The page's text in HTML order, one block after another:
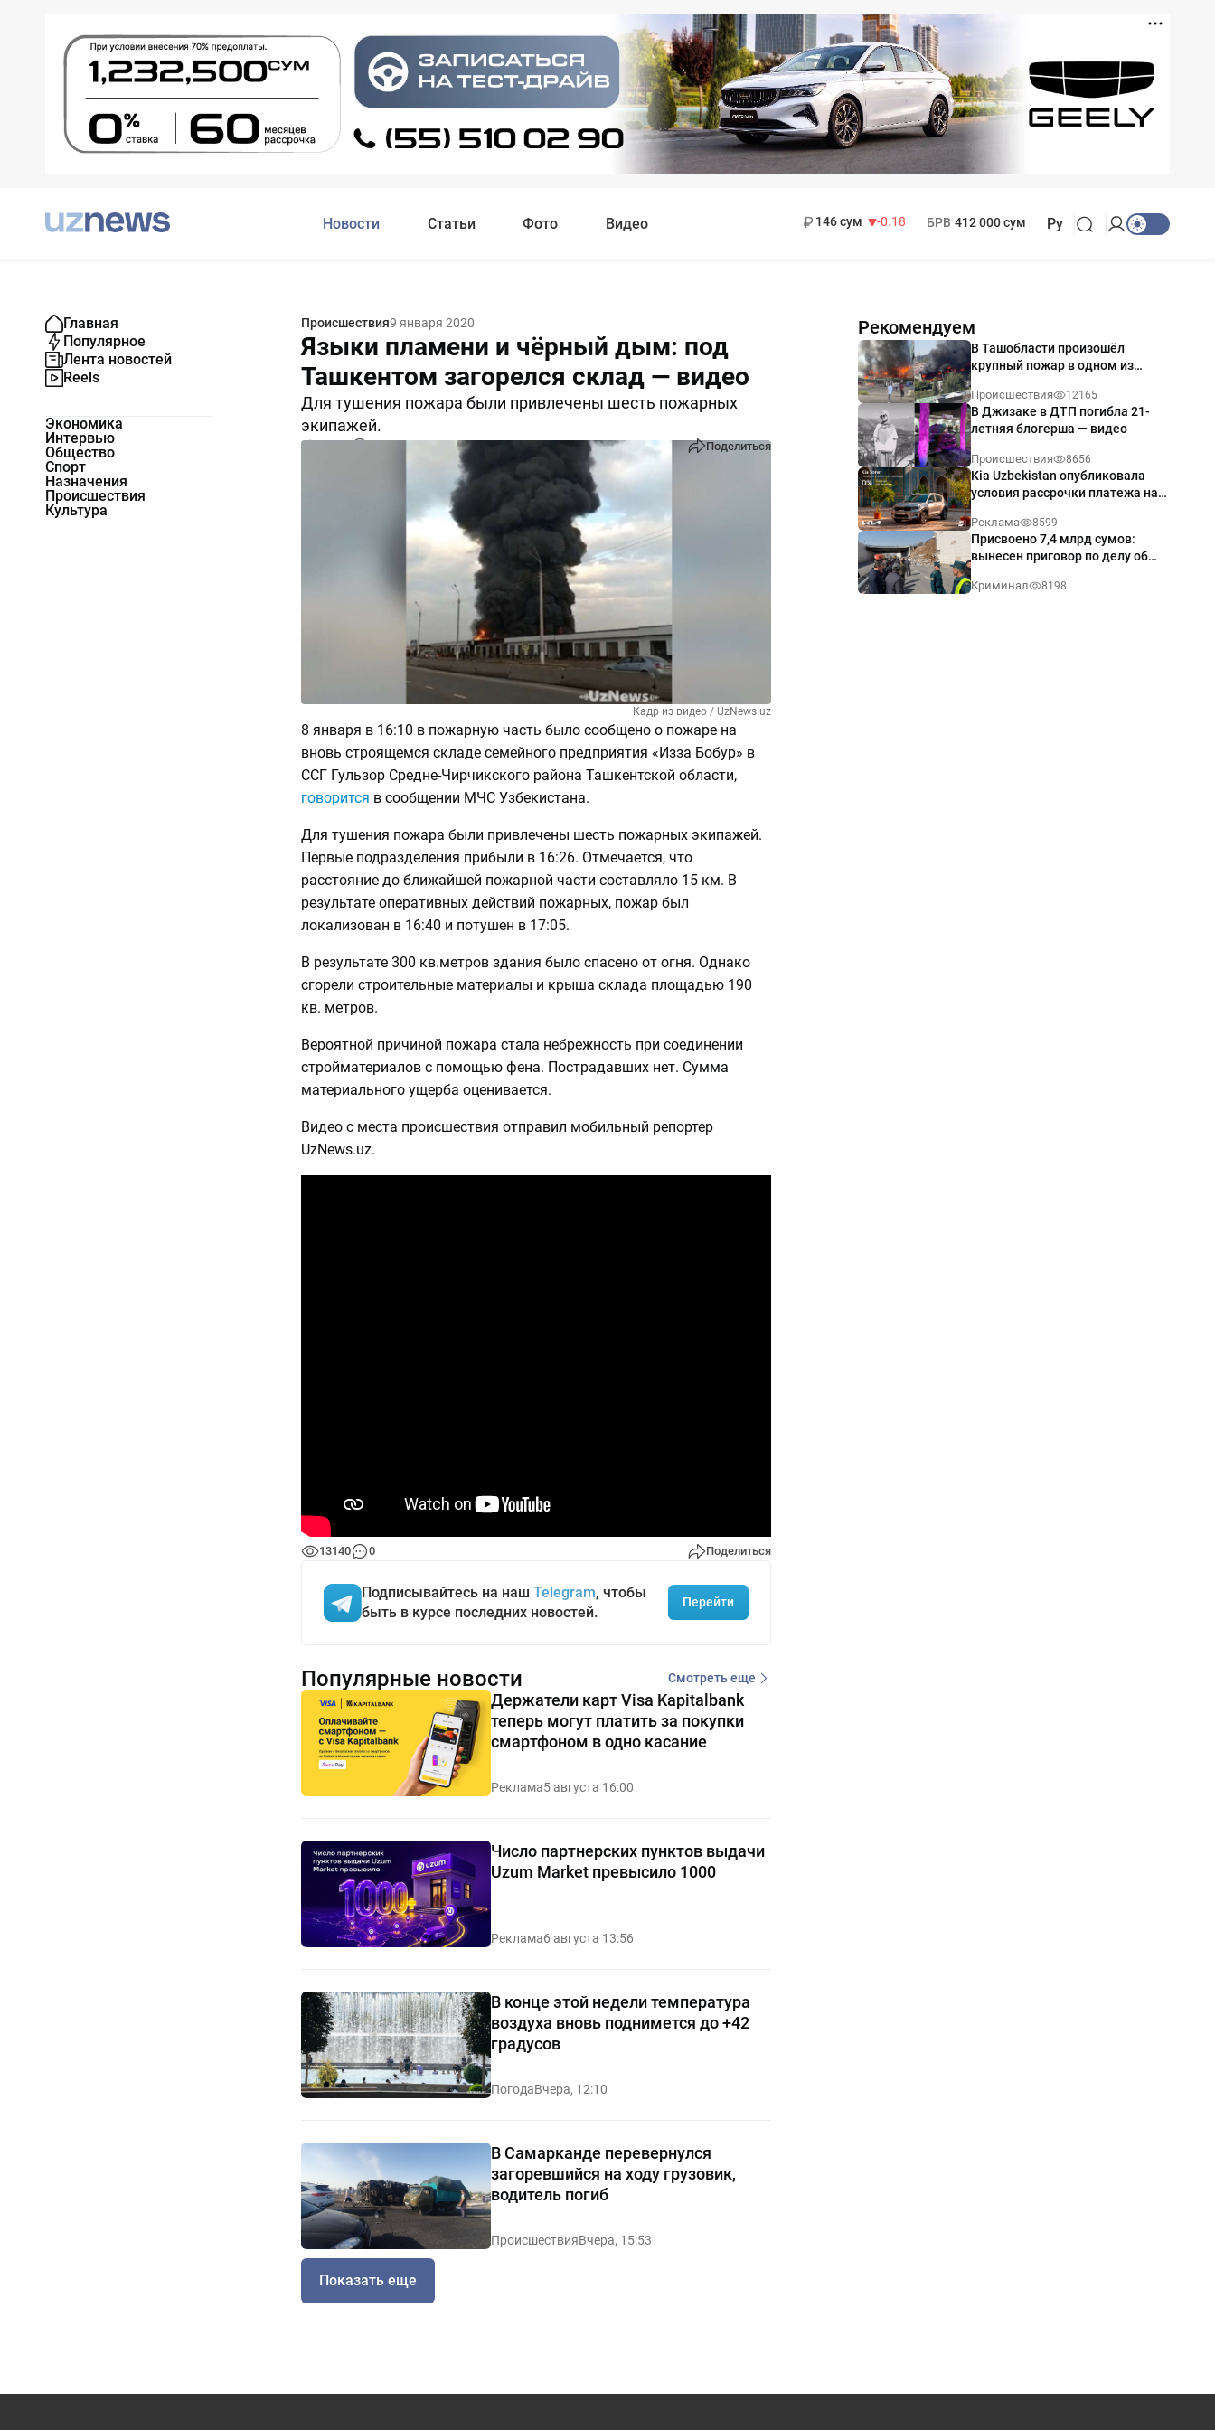
Новости Статьи Фото Видео
146 сум
-0.18
БРВ 412 000 сум Ру
Главная
Популярное
Лента новостей
Reels
Экономика
Интервью
Общество
Спорт
Назначения
Происшествия
Культура
Происшествия9 января 2020
Языки пламени и чёрный дым: под
Ташкентом загорелся склад — видео
Для тушения пожара были привлечены шесть пожарных
экипажей.
Поделиться
Кадр из видео / UzNews.uz
8 января в 16:10 в пожарную часть было сообщено о пожаре на
вновь строящемся складе семейного предприятия «Изза Бобур» в
ССГ Гульзор Средне-Чирчикского района Ташкентской области,
говорится в сообщении МЧС Узбекистана.
Для тушения пожара были привлечены шесть пожарных экипажей.
Первые подразделения прибыли в 16:26. Отмечается, что
расстояние до ближайшей пожарной части составляло 15 км. В
результате оперативных действий пожарных, пожар был
локализован в 16:40 и потушен в 17:05.
В результате 300 кв.метров здания было спасено от огня. Однако
сгорели строительные материалы и крыша склада площадью 190
кв. метров.
Вероятной причиной пожара стала небрежность при соединении
стройматериалов с помощью фена. Пострадавших нет. Сумма
материального ущерба оценивается.
Видео с места происшествия отправил мобильный репортер
UzNews.uz.
13140 0 Поделиться
Подписывайтесь на наш Telegram, чтобы
быть в курсе последних новостей.
Перейти
Рекомендуем
В Ташобласти произошёл
крупный пожар в одном из
Происшествия 12165
В Джизаке в ДТП погибла 21-
летняя блогерша — видео
Происшествия 8656
Kia Uzbekistan опубликовала
условия рассрочки платежа на
годовых
Реклама 8599
Присвоено 7,4 млрд сумов:
вынесен приговор по делу об
Ташкенте
Криминал 8198
Популярные новости Смотреть еще
Держатели карт Visa Kapitalbank
теперь могут платить за покупки
смартфоном в одно касание
Реклама5 августа 16:00
Число партнерских пунктов выдачи
Uzum Market превысило 1000
Реклама6 августа 13:56
В конце этой недели температура
воздуха вновь поднимется до +42
градусов
ПогодаВчера, 12:10
В Самарканде перевернулся
загоревшийся на ходу грузовик,
водитель погиб
ПроисшествияВчера, 15:53
Показать еще